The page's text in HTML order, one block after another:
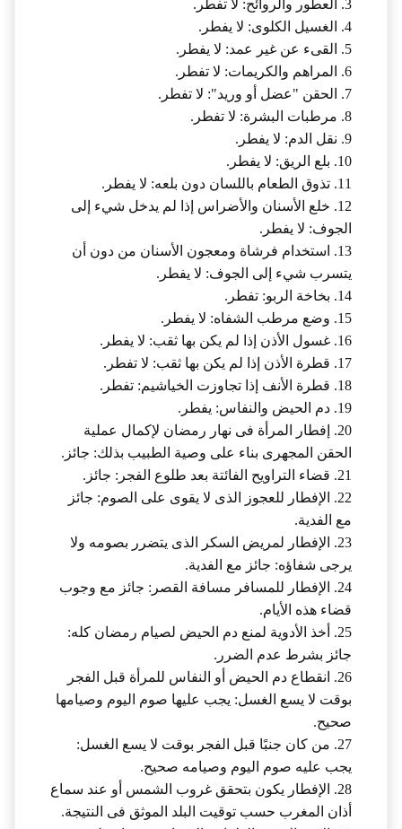
3. العطور والروائح: لا تفطر.
4. الغسيل الكلوى: لا يفطر.
5. القىء عن غير عمد: لا يفطر.
6. المراهم والكريمات: لا تفطر.
7. الحقن "عضل أو وريد": لا تفطر.
8. مرطبات البشرة: لا تفطر.
9. نقل الدم: لا يفطر.
10. بلع الريق: لا يفطر.
11. تذوق الطعام باللسان دون بلعه: لا يفطر.
12. خلع الأسنان والأضراس إذا لم يدخل شيء إلى
الجوف: لا يفطر.
13. استخدام فرشاة ومعجون الأسنان من دون أن
يتسرب شيء إلى الجوف: لا يفطر.
14. بخاخة الربو: تفطر.
15. وضع مرطب الشفاه: لا يفطر.
16. غسول الأذن إذا لم يكن بها ثقب: لا يفطر.
17. قطرة الأذن إذا لم يكن بها ثقب: لا تفطر.
18. قطرة الأنف إذا تجاوزت الخياشيم: تفطر.
19. دم الحيض والنفاس: يفطر.
20. إفطار المرأة فى نهار رمضان لإكمال عملية
الحقن المجهرى بناء على وصية الطبيب بذلك: جائز.
21. قضاء التراويح الفائتة بعد طلوع الفجر: جائز.
22. الإفطار للعجوز الذى لا يقوى على الصوم: جائز
مع الفدية.
23. الإفطار لمريض السكر الذى يتضرر بصومه ولا
يرجى شفاؤه: جائز مع الفدية.
24. الإفطار للمسافر مسافة القصر: جائز مع وجوب
قضاء هذه الأيام.
25. أخذ الأدوية لمنع دم الحيض لصيام رمضان كله:
جائز بشرط عدم الضرر.
26. انقطاع دم الحيض أو النفاس للمرأة قبل الفجر
بوقت لا يسع الغسل: يجب عليها صوم اليوم وصيامها
صحيح.
27. من كان جنبًا قبل الفجر بوقت لا يسع الغسل:
يجب عليه صوم اليوم وصيامه صحيح.
28. الإفطار يكون بتحقق غروب الشمس أو عند سماع
أذان المغرب حسب توقيت البلد الموثق فى النتيجة.